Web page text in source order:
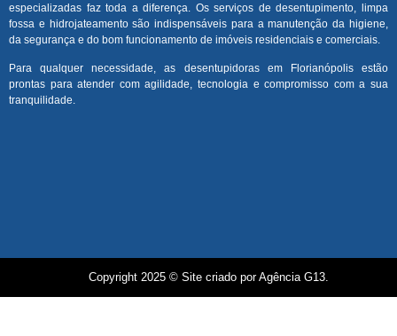
especializadas faz toda a diferença. Os serviços de desentupimento, limpa
fossa e hidrojateamento são indispensáveis para a manutenção da higiene,
da segurança e do bom funcionamento de imóveis residenciais e comerciais.
Para qualquer necessidade, as desentupidoras em Florianópolis estão
prontas para atender com agilidade, tecnologia e compromisso com a sua
tranquilidade.
Copyright 2025 © Site criado por Agência G13.